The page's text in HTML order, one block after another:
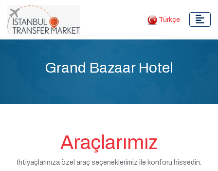
Türkçe
Grand Bazaar Hotel
Araçlarımız
İhtiyaçlarınıza özel araç seçeneklerimiz ile konforu hissedin.